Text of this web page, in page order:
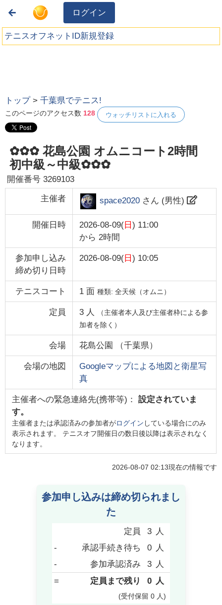
ログイン
テニスオフネットID新規登録
トップ >千葉県でテニス!
このページのアクセス数 128 ウォッチリストに入れる
✿✿✿ 花島公園 オムニコート2時間
初中級～中級✿✿✿
開催番号3269103
主催者 space2020さん (男性)
開催日時 2026-08-09(日 ) 11:00
から 2時間
参加申し込み
締め切り日時
2026-08-09(日 ) 10:05
テニスコート 1面 種類: 全天候（オムニ）
定員 3 人
（主催者本人及び主催者枠による参
加者を除く）
会場 花島公園 （千葉県）
会場の地図
Googleマップによる地図と衛星写
真
主催者への緊急連絡先(携帯等)： 設定されていま
す。
主催者または承認済みの参加者がログイン している場合にのみ
表示されます。 テニスオフ開催日の数日後以降は表示されなく
なります。
2026-08-07 02:13現在の情報です
参加申し込みは締め切られまし
た
定員 3 人
-
承認手続き待ち 0 人
-
参加承認済み 3 人
=
定員まで残り 0 人
(受付保留 0 人)